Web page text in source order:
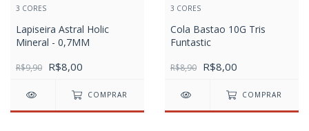
3 CORES
Lapiseira Astral Holic
Mineral - 0,7MM
R$9,90 R$8,00
COMPRAR
3 CORES
Cola Bastao 10G Tris
Funtastic
R$8,90 R$8,00
COMPRAR